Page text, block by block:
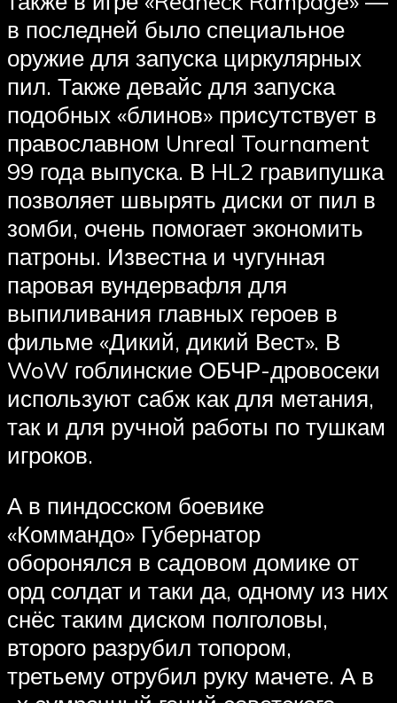
в последней было специальное
оружие для запуска циркулярных
пил. Также девайс для запуска
подобных «блинов» присутствует в
православном Unreal Tournament
99 года выпуска. В HL2 гравипушка
позволяет швырять диски от пил в
зомби, очень помогает экономить
патроны. Известна и чугунная
паровая вундервафля для
выпиливания главных героев в
фильме «Дикий, дикий Вест». В
WoW гоблинские ОБЧР-дровосеки
используют сабж как для метания,
так и для ручной работы по тушкам
игроков.
А в пиндосском боевике
«Коммандо» Губернатор
оборонялся в садовом домике от
орд солдат и таки да, одному из них
снёс таким диском полголовы,
второго разрубил топором,
третьему отрубил руку мачете. А в